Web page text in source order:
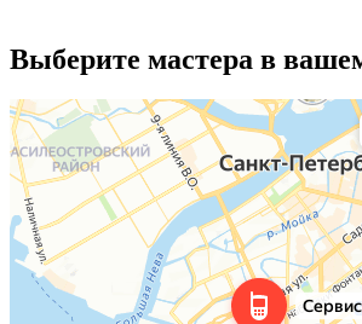
Выберите мастера в